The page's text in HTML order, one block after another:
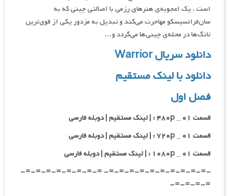
است ، یک اعجوبه‌ی هنرهای رزمی با اصالتی چینی که به
سان‌فرانسیسکو مهاجرت می‌کند و تبدیل به مزدور یکی از قوی‌ترین
تانگ‌ها در محله‌ی چینی‌ها می‌گردد و…
دانلود سریال Warrior
دانلود با لینک مستقیم
فصل اول
قسمت ۰۱ _ ۴۸۰p : | لینک مستقیم | دوبله فارسی
قسمت ۰۱ _ ۷۲۰p : | لینک مستقیم | دوبله فارسی
قسمت ۰۱ _ ۱۰۸۰p : | لینک مستقیم | دوبله فارسی
-=-=-=-=-=-=-=-=-=-=- =-=-=-=-=-=-=-=-
=-=-=-=-